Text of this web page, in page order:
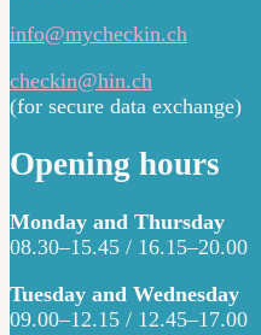
info@mycheckin.ch
checkin@hin.ch
(for secure data exchange)
Opening hours
Monday and Thursday
08.30–15.45 / 16.15–20.00
Tuesday and Wednesday
09.00–12.15 / 12.45–17.00